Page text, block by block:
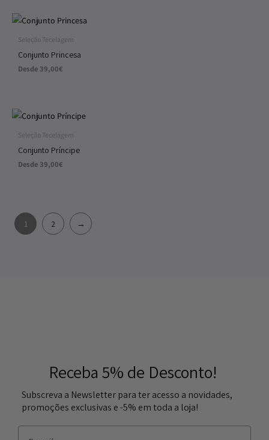
Seleção Tecelagem
Conjunto Princesa
Desde 39,00€
Seleção Tecelagem
Conjunto Príncipe
Desde 39,00€
1 2 →
Receba 5% de Desconto!
Subscreva a Newsletter para ter acesso a novidades,
promoções exclusivas e -5% em toda a loja!